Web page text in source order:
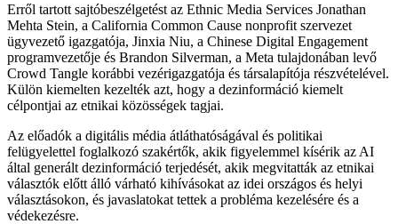
Erről tartott sajtóbeszélgetést az Ethnic Media Services Jonathan
Mehta Stein, a California Common Cause nonprofit szervezet
ügyvezető igazgatója, Jinxia Niu, a Chinese Digital Engagement
programvezetője és Brandon Silverman, a Meta tulajdonában levő
Crowd Tangle korábbi vezérigazgatója és társalapítója részvételével.
Külön kiemelten kezelték azt, hogy a dezinformáció kiemelt
célpontjai az etnikai közösségek tagjai.
Az előadók a digitális média átláthatóságával és politikai
felügyelettel foglalkozó szakértők, akik figyelemmel kísérik az AI
által generált dezinformáció terjedését, akik megvitatták az etnikai
választók előtt álló várható kihívásokat az idei országos és helyi
választásokon, és javaslatokat tettek a probléma kezelésére és a
védekezésre.